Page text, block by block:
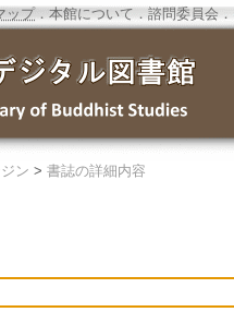
ップ．本館について ． 諮問委員会 ．
ン > 書誌の詳細内容